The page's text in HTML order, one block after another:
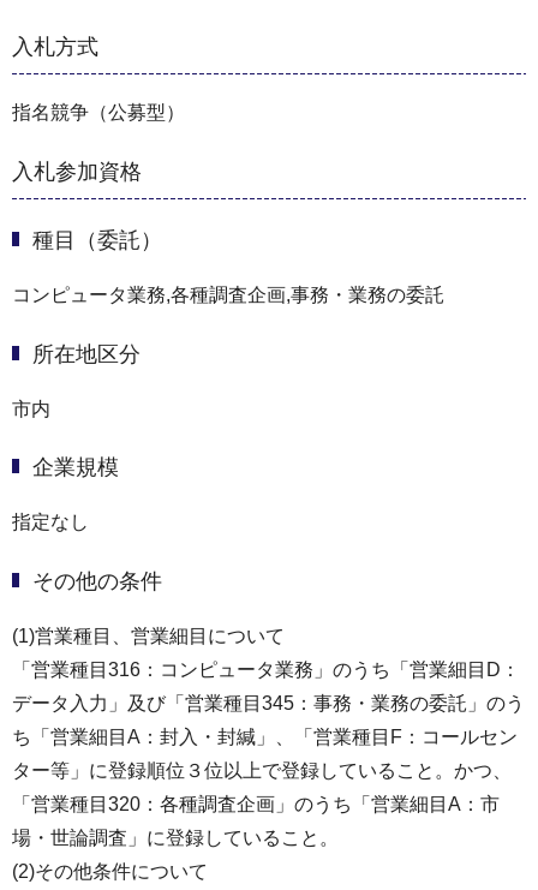
入札方式
指名競争（公募型）
入札参加資格
種目（委託）
コンピュータ業務,各種調査企画,事務・業務の委託
所在地区分
市内
企業規模
指定なし
その他の条件
(1)営業種目、営業細目について
「営業種目316：コンピュータ業務」のうち「営業細目D：
データ入力」及び「営業種目345：事務・業務の委託」のう
ち「営業細目A：封入・封緘」、「営業種目F：コールセン
ター等」に登録順位３位以上で登録していること。かつ、
「営業種目320：各種調査企画」のうち「営業細目A：市
場・世論調査」に登録していること。
(2)その他条件について